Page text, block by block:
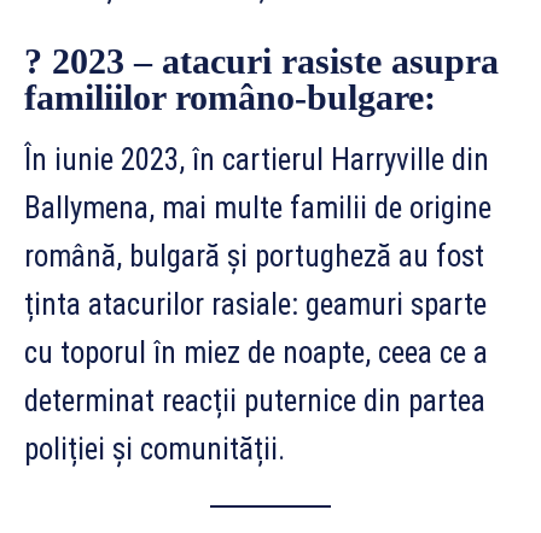
? 2023 – atacuri rasiste asupra
familiilor româno-bulgare:
În iunie 2023, în cartierul Harryville din
Ballymena, mai multe familii de origine
română, bulgară și portugheză au fost
ținta atacurilor rasiale: geamuri sparte
cu toporul în miez de noapte, ceea ce a
determinat reacții puternice din partea
poliției și comunității.